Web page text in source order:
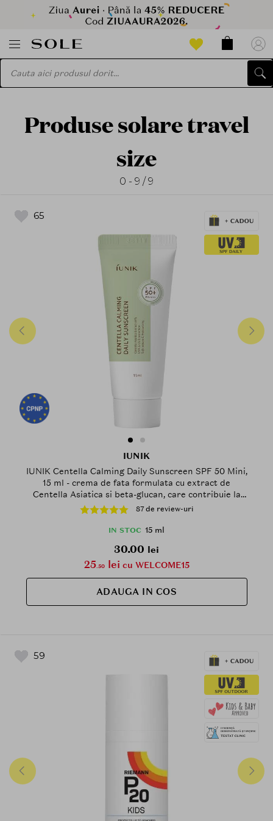
Produse solare travel
size
0 - 9 / 9
65
IUNIK
IUNIK Centella Calming Daily Sunscreen SPF 50 Mini,
15 ml - crema de fata formulata cu extract de
Centella Asiatica si beta-glucan, care contribuie la
calmarea pielii sensibile predispusa la roseata, Daily
87 de review-uri
IN STOC 15 ml
30.00 lei
25.50lei cu WELCOME15
ADAUGA IN COS
59